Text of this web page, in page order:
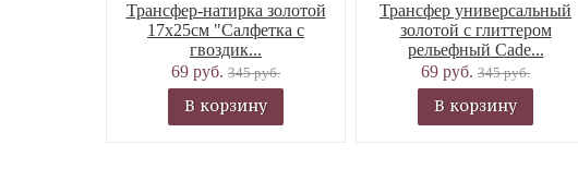
Трансфер-натирка золотой
17х25см "Салфетка с
гвоздик...
69 руб. 345 руб.
В корзину
Трансфер универсальный
золотой с глиттером
рельефный Cade...
69 руб. 345 руб.
В корзину